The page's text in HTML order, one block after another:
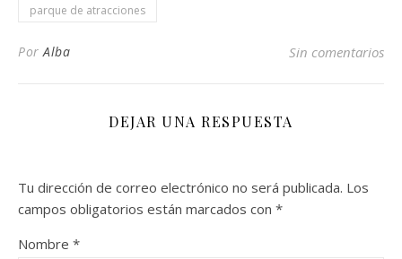
parque de atracciones
PorAlba Sin comentarios
DEJAR UNA RESPUESTA
Tu dirección de correo electrónico no será publicada. Los
campos obligatorios están marcados con *
Nombre *